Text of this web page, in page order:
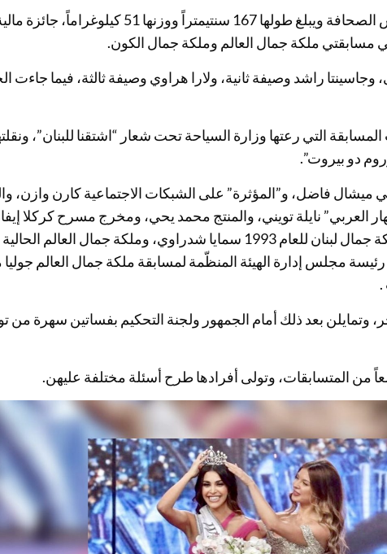
وستنال الملكة المنتخبة التي تدرس الصحافة ويبلغ طولها 167 سنتيمتراً ووزنها 51
مسابقتي ملكة جمال العالم وملكة جمال الكون.
راشد وصيفة ثانية، ولارا هراوي وصيفة ثالثة، فيما جاءت
بلقب المسابقة التي رعتها وزارة السياحة تحت شعار “اشتقنا للبنان”،
دو بيروت”.
ميشال فاضل، و”المؤثرة” على الشبكات الاجتماعية كارن وازن،
العربي” نايلة تويني، والمنتج محمد يحي، ومخرج مسرح كركلا
ومقدمة البرامج هيلدا خليفة، وملكة جمال لبنان للعام 1993 سمايا شدراوي، وملكة جمال
رئيسة مجلس إدارة الهيئة المنظّمة لمسابقة ملكة جمال العالم
وتمايلن بعد ذلك أمام الجمهور ولجنة التحكيم بفساتين سهرة من
من المتسابقات، وتولى أفرادها طرح أسئلة مختلفة عليهن.